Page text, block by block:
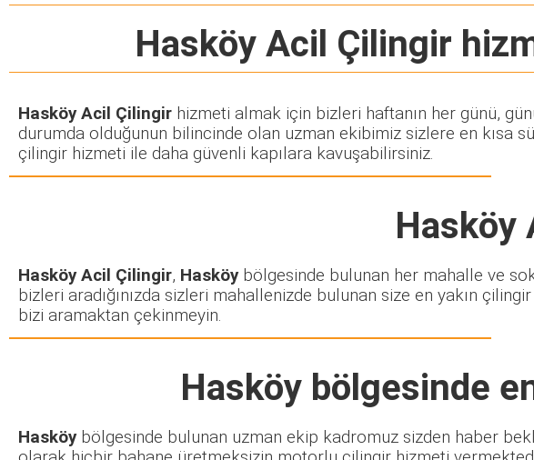
Hasköy Acil Çilingir
Hasköy Acil Çilingir hizmeti almak için bizleri haftanın her günü,
durumda olduğunun bilincinde olan uzman ekibimiz sizlere en kısa
çilingir hizmeti ile daha güvenli kapılara kavuşabilirsiniz.
Hasköy
Hasköy Acil Çilingir, Hasköybölgesinde bulunan her mahalle ve
bizleri aradığınızda sizleri mahallenizde bulunan size en yakın
bizi aramaktan çekinmeyin.
Hasköy bölgesinde
Hasköybölgesinde bulunan uzman ekip kadromuz sizden haber